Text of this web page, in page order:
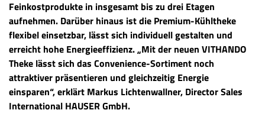
Feinkostprodukte in insgesamt bis zu drei Etagen
aufnehmen. Darüber hinaus ist die Premium-Kühltheke
flexibel einsetzbar, lässt sich individuell gestalten und
erreicht hohe Energieeffizienz. „Mit der neuen VITHANDO
Theke lässt sich das Convenience-Sortiment noch
attraktiver präsentieren und gleichzeitig Energie
einsparen“, erklärt Markus Lichtenwallner, Director Sales
International HAUSER GmbH.